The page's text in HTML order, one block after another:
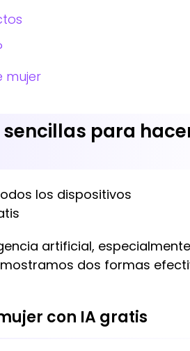
mujer
sencillas para
los dispositivos
artificial,
dos formas
con IA gratis